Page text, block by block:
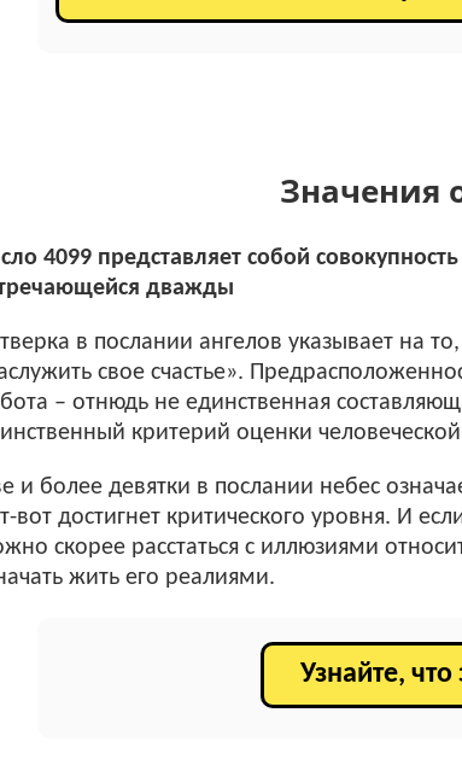
Значения
4099 представляет собой
дважды
в послании ангелов указывает на
свое счастье».
– отнюдь не единственная
критерий оценки
и более девятки в послании небес
вот достигнет критического уровня. И
скорее расстаться с иллюзиями
жить его реалиями.
Узнайте,